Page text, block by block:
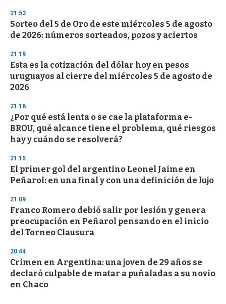
d
s
21:53
Sorteo del 5 de Oro de este miércoles 5 de agosto
de 2026: números sorteados, pozos y aciertos
21:19
Esta es la cotización del dólar hoy en pesos
uruguayos al cierre del miércoles 5 de agosto de
2026
21:16
¿Por qué está lenta o se cae la plataforma e-
BROU, qué alcance tiene el problema, qué riesgos
hay y cuándo se resolverá?
21:15
El primer gol del argentino Leonel Jaime en
Peñarol: en una final y con una definición de lujo
21:09
Franco Romero debió salir por lesión y genera
preocupación en Peñarol pensando en el inicio
del Torneo Clausura
20:44
Crimen en Argentina: una joven de 29 años se
declaró culpable de matar a puñaladas a su novio
en Chaco